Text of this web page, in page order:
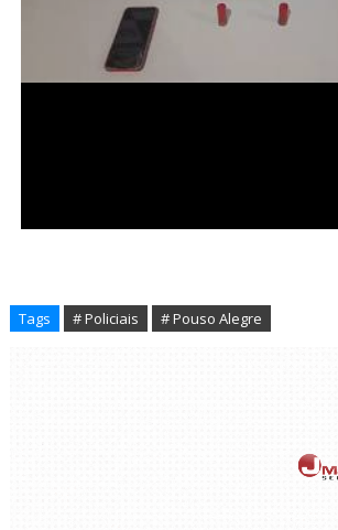
Tags # Policiais # Pouso Alegre